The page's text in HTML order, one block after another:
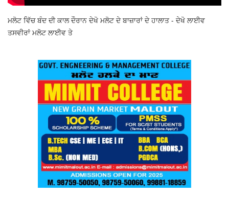
ਮਲੋਟ ਵਿੱਚ ਬੰਦ ਦੀ ਕਾਲ ਦੌਰਾਨ ਦੇਖੋ ਮਲੋਟ ਦੇ ਬਾਜ਼ਾਰਾਂ ਦੇ ਹਾਲਾਤ - ਦੇਖੋ ਲਾਈਵ
ਤਸਵੀਰਾਂ ਮਲੋਟ ਲਾਈਵ ਤੇ